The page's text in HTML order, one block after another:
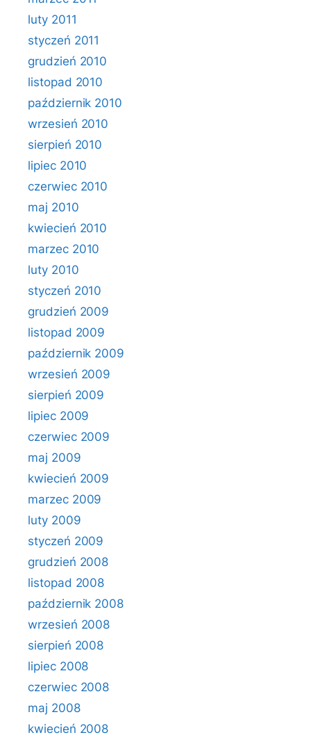
luty 2011
styczeń 2011
grudzień 2010
listopad 2010
październik 2010
wrzesień 2010
sierpień 2010
lipiec 2010
czerwiec 2010
maj 2010
kwiecień 2010
marzec 2010
luty 2010
styczeń 2010
grudzień 2009
listopad 2009
październik 2009
wrzesień 2009
sierpień 2009
lipiec 2009
czerwiec 2009
maj 2009
kwiecień 2009
marzec 2009
luty 2009
styczeń 2009
grudzień 2008
listopad 2008
październik 2008
wrzesień 2008
sierpień 2008
lipiec 2008
czerwiec 2008
maj 2008
kwiecień 2008